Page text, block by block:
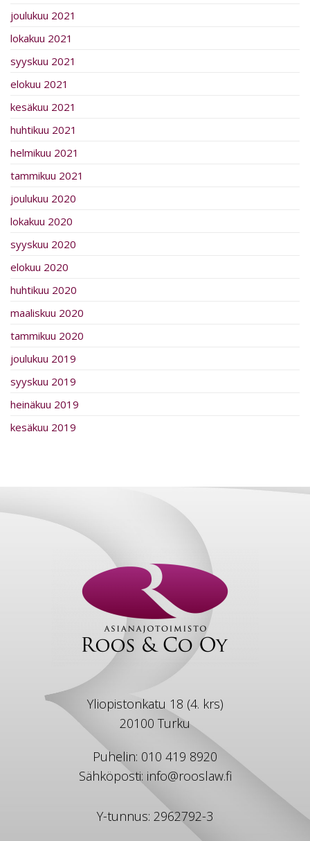
joulukuu 2021
lokakuu 2021
syyskuu 2021
elokuu 2021
kesäkuu 2021
huhtikuu 2021
helmikuu 2021
tammikuu 2021
joulukuu 2020
lokakuu 2020
syyskuu 2020
elokuu 2020
huhtikuu 2020
maaliskuu 2020
tammikuu 2020
joulukuu 2019
syyskuu 2019
heinäkuu 2019
kesäkuu 2019
Yliopistonkatu 18 (4. krs)
20100 Turku
Puhelin: 010 419 8920
Sähköposti: info@rooslaw.fi
Y-tunnus: 2962792-3